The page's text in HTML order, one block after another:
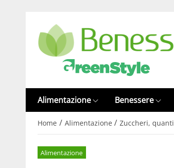
Alimentazione Benessere
Home / Alimentazione / Zuccheri,
Alimentazione